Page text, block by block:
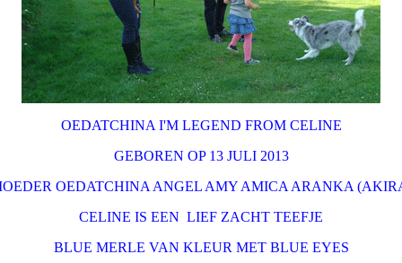
OEDATCHINA I'M LEGEND FROM CELINE
GEBOREN OP 13 JULI 2013
OEDATCHINA ANGEL AMY AMICA ARANKA
CELINE IS EEN LIEF ZACHT TEEFJE
BLUE MERLE VAN KLEUR MET BLUE EYES